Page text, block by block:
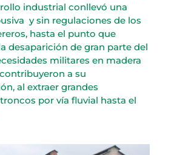
industrial conllevó una
y sin regulaciones de los
hasta el punto que
desaparición de gran parte del
militares en madera
a su
al extraer grandes
por vía fluvial hasta el